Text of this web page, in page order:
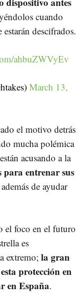
cuando
descifrados.
ahbuZWVyEv
March 13,
el motivo detrás
mucha polémica
acusando a la
para entrenar sus
de ayudar
el foco en el futuro
es
extremo; la gran
protección en
en España.